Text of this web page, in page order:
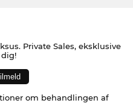
Private Sales, eksklusive
om behandlingen af